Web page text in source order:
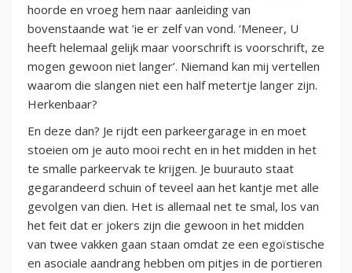
hoorde en vroeg hem naar aanleiding van
bovenstaande wat ’ie er zelf van vond. ‘Meneer, U
heeft helemaal gelijk maar voorschrift is voorschrift, ze
mogen gewoon niet langer’. Niemand kan mij vertellen
waarom die slangen niet een half metertje langer zijn.
Herkenbaar?
En deze dan? Je rijdt een parkeergarage in en moet
stoeien om je auto mooi recht en in het midden in het
te smalle parkeervak te krijgen. Je buurauto staat
gegarandeerd schuin of teveel aan het kantje met alle
gevolgen van dien. Het is allemaal net te smal, los van
het feit dat er jokers zijn die gewoon in het midden
van twee vakken gaan staan omdat ze een egoïstische
en asociale aandrang hebben om pitjes in de portieren